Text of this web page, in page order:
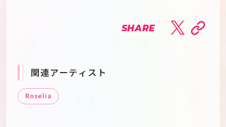
SHARE
関連アーティスト
Roselia